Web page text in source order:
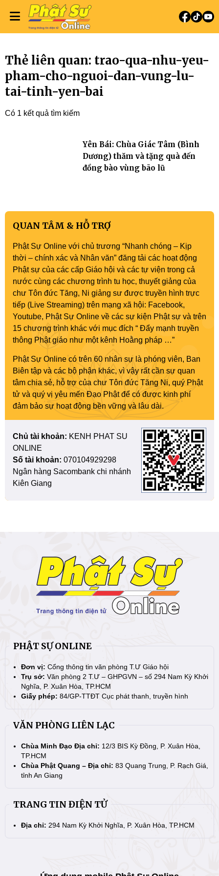
Thẻ liên quan: trao-qua-nhu-yeu-
pham-cho-nguoi-dan-vung-lu-
tai-tinh-yen-bai
Có 1 kết quả tìm kiếm
Yên Bái: Chùa Giác Tâm (Bình
Dương) thăm và tặng quà đến
đồng bào vùng bão lũ
QUAN TÂM & HỖ TRỢ
Phật Sự Online với chủ trương “Nhanh chóng – Kịp
thời – chính xác và Nhân văn” đăng tải các hoạt động
Phật sự của các cấp Giáo hội và các tự viện trong cả
nước cùng các chương trình tu học, thuyết giảng của
chư Tôn đức Tăng, Ni giảng sư được truyền hình trực
tiếp (Live Streaming) trên mạng xã hội: Facebook,
Youtube, Phật Sự Online về các sự kiện Phật sự và trên
15 chương trình khác với mục đích “ Đẩy mạnh truyền
thông Phật giáo như một kênh Hoằng pháp …”
Phật Sự Online có trên 60 nhân sự là phóng viên, Ban
Biên tập và các bộ phận khác, vì vậy rất cần sự quan
tâm chia sẻ, hỗ trợ của chư Tôn đức Tăng Ni, quý Phật
tử và quý vị yêu mến Đạo Phật để có được kinh phí
đảm bảo sự hoạt động bền vững và lâu dài.
Chủ tài khoản: KENH PHAT SU
ONLINE
Số tài khoản: 070104929298
Ngân hàng Sacombank chi nhánh
Kiên Giang
PHẬT SỰ ONLINE
Đơn vị: Cổng thông tin văn phòng T.Ư Giáo hội
Trụ sở: Văn phòng 2 T.Ư – GHPGVN – số 294 Nam Kỳ Khởi
Nghĩa, P. Xuân Hòa, TP.HCM
Giấy phép: 84/GP-TTĐT Cục phát thanh, truyền hình
VĂN PHÒNG LIÊN LẠC
Chùa Minh Đạo Địa chỉ: 12/3 BIS Kỳ Đồng, P. Xuân Hòa,
TP.HCM
Chùa Phật Quang – Địa chỉ: 83 Quang Trung, P. Rạch Giá,
tỉnh An Giang
TRANG TIN ĐIỆN TỬ
Địa chỉ: 294 Nam Kỳ Khởi Nghĩa, P. Xuân Hòa, TP.HCM